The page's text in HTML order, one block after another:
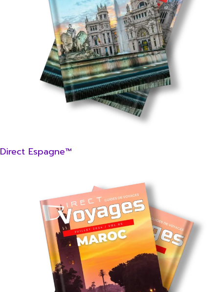
Direct Espagne™